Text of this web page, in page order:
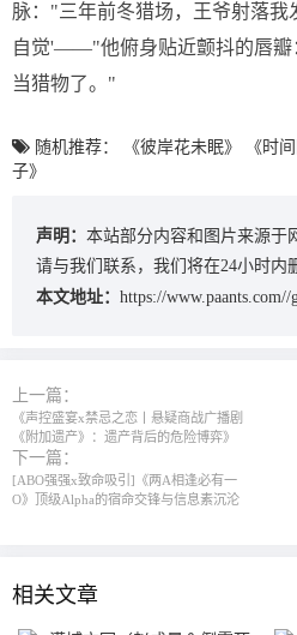
脉："三年前冬猎场，王爷射落我
自觉'——"他俯身贴近颤抖的唇瓣
当猎物了。"
随机推荐： 《彼岸花未眠》 《时
子》
声明： 本站部分内容和图片来源于
请与我们联系，我们将在24小时内
本文地址： https://
上一篇：
《声控盛宴x禁忌之恋丨悬疑商战广播剧
《附加遗产》：遗产背后的危险博弈》
下一篇：
[ABO强强x致命吸引]《两A相逢必有一
O》顶级Alpha的宿命交锋与信息素沉沦
相关文章